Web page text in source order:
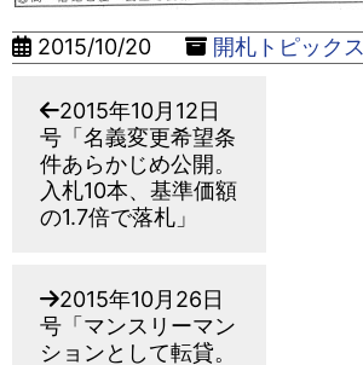
2015/10/20 開札トピックス
2015年10月12日
号「名義変更希望条
件あらかじめ公開。
入札10本、基準価額
の1.7倍で落札」
2015年10月26日
号「マンスリーマン
ションとして転貸。